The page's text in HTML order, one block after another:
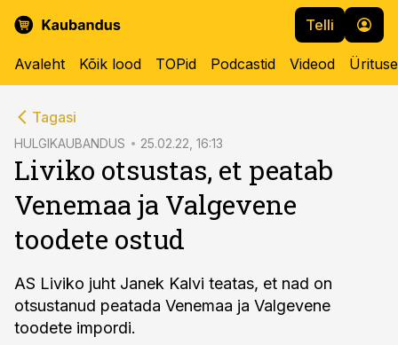
Telli
Avaleht Kõik lood TOPid Podcastid Videod
Tagasi
HULGIKAUBANDUS 25.02.22, 16:13
Liviko otsustas, et peatab
Venemaa ja Valgevene
toodete ostud
AS Liviko juht Janek Kalvi teatas, et nad on
otsustanud peatada Venemaa ja Valgevene
toodete impordi.